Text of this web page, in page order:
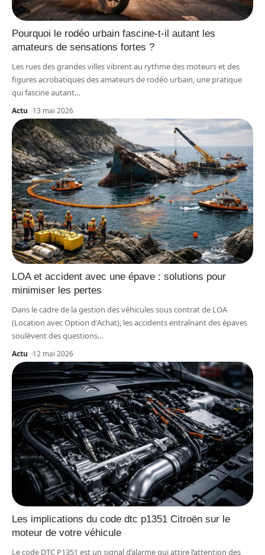
Pourquoi le rodéo urbain fascine-t-il autant les
amateurs de sensations fortes ?
Les rues des grandes villes vibrent au rythme des moteurs et des
figures acrobatiques des amateurs de rodéo urbain, une pratique
qui fascine autant…
Actu 13 mai 2026
LOA et accident avec une épave : solutions pour
minimiser les pertes
Dans le cadre de la gestion des véhicules sous contrat de LOA
(Location avec Option d'Achat), les accidents entraînant des épaves
soulèvent des questions…
Actu 12 mai 2026
Les implications du code dtc p1351 Citroën sur le
moteur de votre véhicule
Le code DTC P1351 est un signal d’alarme qui attire l’attention des